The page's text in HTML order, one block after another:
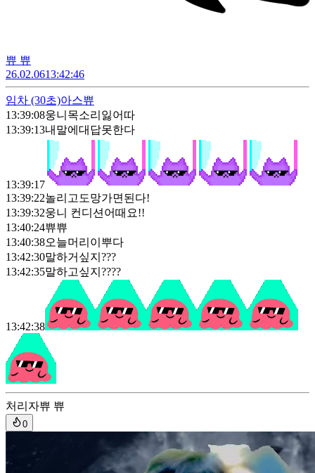
쀼 쀼
26.02.0613:42:46
임차 (30초)아스쀼
13:39:08웅니목소리잃어따
13:39:13내말에대답못한다
13:39:17
13:39:22놀리고도망가면된다!
13:39:32웅니 컨디션어때요!!
13:40:24쀼쀼
13:40:38오늘머리이뿌다
13:42:30말하거싶지???
13:42:35말하고싶지????
13:42:38
처리자쀼 쀼
0